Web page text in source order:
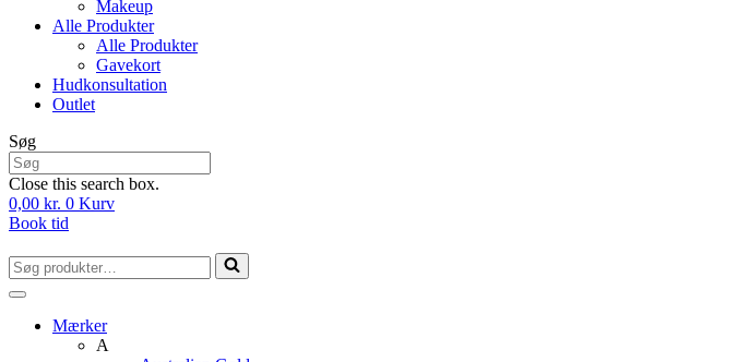
Makeup
Alle Produkter
Alle Produkter
Gavekort
Hudkonsultation
Outlet
Søg
Close this search box.
0,00 kr. 0 Kurv
Book tid
Søg
efter...
Mærker
A